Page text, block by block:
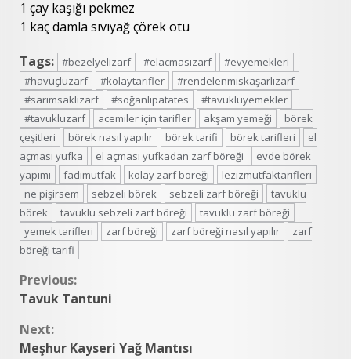
1 çay kaşığı pekmez
1 kaç damla sıvıyağ çörek otu
Tags: #bezelyelizarf #elacmasızarf
#evyemekleri
#havuçluzarf
#kolaytarifler
#rendelenmiskaşarlızarf
#sarımsaklızarf
#soğanlıpatates
#tavukluyemekler
#tavukluzarf
acemiler için tarifler akşam yemeği
börek
çeşitleri
börek nasıl yapılır börek tarifi börek tarifleri
el
açması yufka
el açması yufkadan zarf böreği
evde börek
yapımı
fadimutfak kolay zarf böreği
lezizmutfaktarifleri
ne pişirsem
sebzeli börek sebzeli zarf böreği
tavuklu
börek
tavuklu sebzeli zarf böreği
tavuklu zarf böreği
yemek tarifleri
zarf böreği zarf böreği nasıl yapılır
zarf
böreği tarifi
Continue
Previous:
Tavuk Tantuni
Next:
Meşhur Kayseri Yağ Mantısı